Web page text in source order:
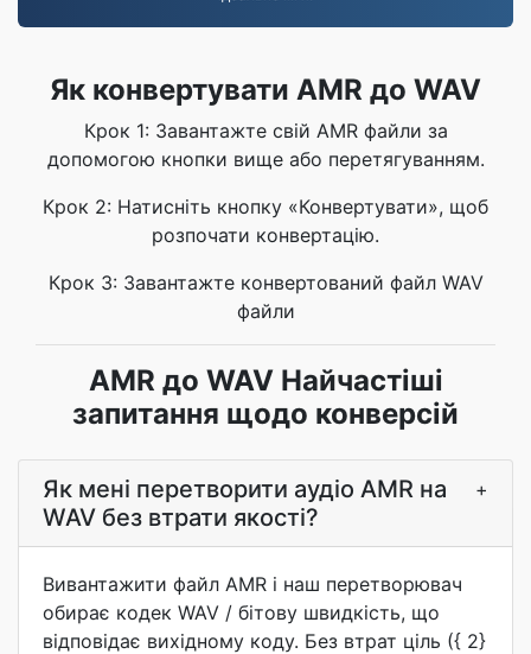
Як конвертувати AMR до WAV
Крок 1: Завантажте свій AMR файли за
допомогою кнопки вище або перетягуванням.
Крок 2: Натисніть кнопку «Конвертувати», щоб
розпочати конвертацію.
Крок 3: Завантажте конвертований файл WAV
файли
AMR до WAV Найчастіші
запитання щодо конверсій
Як мені перетворити аудіо AMR на
WAV без втрати якості?
+
Вивантажити файл AMR і наш перетворювач
обирає кодек WAV / бітову швидкість, що
відповідає вихідному коду. Без втрат ціль ({ 2}